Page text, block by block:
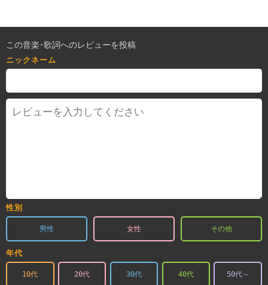
この音楽･歌詞へのレビューを投稿
ニックネーム
性別
男性 女性 その他
年代
10代 20代 30代 40代 50代～